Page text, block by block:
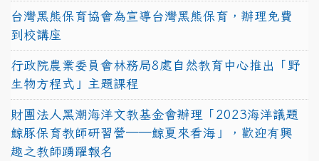
台灣黑熊保育協會為宣導台灣黑熊保育，辦理免費
到校講座
行政院農業委員會林務局8處自然教育中心推出「野
生物方程式」主題課程
財團法人黑潮海洋文教基金會辦理「2023海洋議題
鯨豚保育教師研習營──鯨夏來看海」，歡迎有興
趣之教師踴躍報名